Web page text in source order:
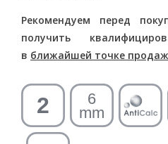
Рекомендуем перед
получить
в ближайшей точке продаж